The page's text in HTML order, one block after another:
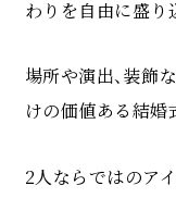
わりを自由に盛り
場所や演出、装飾
けの価値ある結婚
2人ならではのア